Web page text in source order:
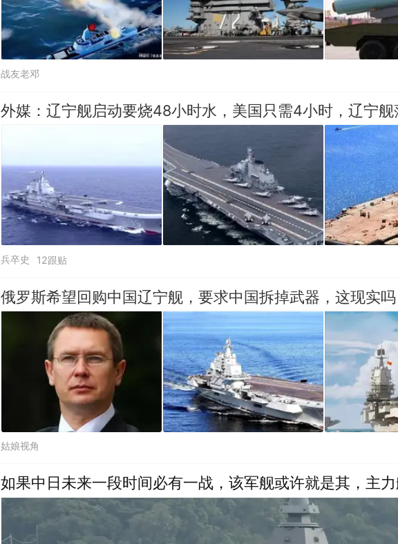
战友老邓
外媒：辽宁舰启动要烧48小时水，美国只需4小时，辽宁舰
兵卒史 12跟贴
俄罗斯希望回购中国辽宁舰，要求中国拆掉武器，这现实
姑娘视角
如果中日未来一段时间必有一战，该军舰或许就是其，主